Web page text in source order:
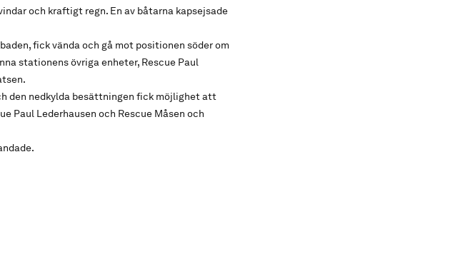
och kraftigt regn. En av båtarna kapsejsade
fick vända och gå mot positionen söder om
stationens övriga enheter, Rescue Paul
den nedkylda besättningen fick möjlighet att
Paul Lederhausen och Rescue Måsen och